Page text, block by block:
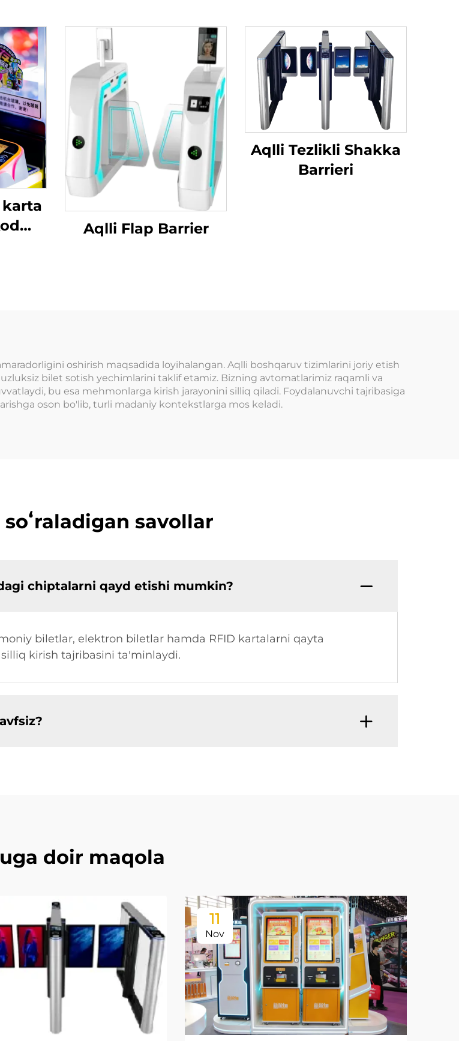
karta
Aqlli Flap Barrier
Aqlli Tezlikli Shakka
Barrieri
oshirish maqsadida loyihalangan. Aqlli boshqaruv tizimlarini joriy etish
bilet sotish yechimlarini taklif etamiz. Bizning avtomatlarimiz raqamli va
bu esa mehmonlarga kirish jarayonini silliq qiladi. Foydalanuvchi tajribasiga
oson bo'lib, turli madaniy kontekstlarga mos keladi.
soʻraladigan savollar
chiptalarni qayd etishi mumkin?
biletlar, elektron biletlar hamda RFID kartalarni qayta
kirish tajribasini ta'minlaydi.
doir maqola
11
Nov